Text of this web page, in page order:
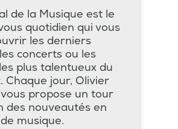
de la Musique est le
quotidien qui vous
les derniers
concerts ou les
plus talentueux du
Chaque jour, Olivier
propose un tour
des nouveautés en
musique.